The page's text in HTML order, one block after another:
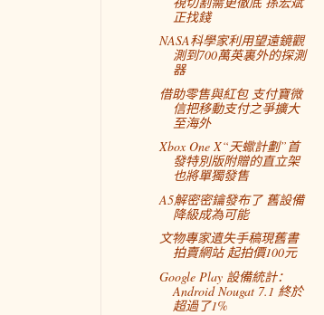
正找錢
NASA科學家利用望遠鏡觀
測到700萬英裏外的探測
器
借助零售與紅包 支付寶微
信把移動支付之爭擴大
至海外
Xbox One X“天蠍計劃”首
發特別版附贈的直立架
也將單獨發售
A5解密密鑰發布了 舊設備
降級成為可能
文物專家遺失手稿現舊書
拍賣網站 起拍價100元
Google Play 設備統計：
Android Nougat 7.1 終於
超過了1%